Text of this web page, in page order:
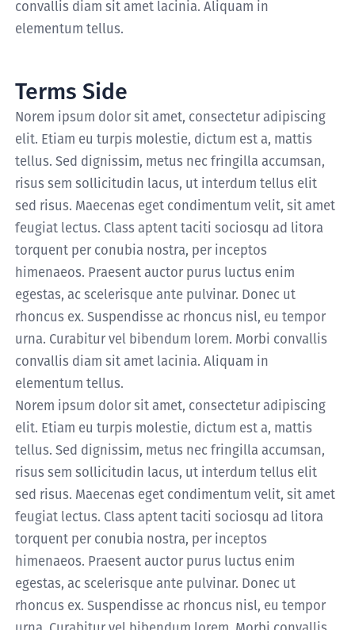
convallis diam sit amet lacinia. Aliquam in
elementum tellus.
Terms Side
Norem ipsum dolor sit amet, consectetur adipiscing
elit. Etiam eu turpis molestie, dictum est a, mattis
tellus. Sed dignissim, metus nec fringilla accumsan,
risus sem sollicitudin lacus, ut interdum tellus elit
sed risus. Maecenas eget condimentum velit, sit amet
feugiat lectus. Class aptent taciti sociosqu ad litora
torquent per conubia nostra, per inceptos
himenaeos. Praesent auctor purus luctus enim
egestas, ac scelerisque ante pulvinar. Donec ut
rhoncus ex. Suspendisse ac rhoncus nisl, eu tempor
urna. Curabitur vel bibendum lorem. Morbi convallis
convallis diam sit amet lacinia. Aliquam in
elementum tellus.
Norem ipsum dolor sit amet, consectetur adipiscing
elit. Etiam eu turpis molestie, dictum est a, mattis
tellus. Sed dignissim, metus nec fringilla accumsan,
risus sem sollicitudin lacus, ut interdum tellus elit
sed risus. Maecenas eget condimentum velit, sit amet
feugiat lectus. Class aptent taciti sociosqu ad litora
torquent per conubia nostra, per inceptos
himenaeos. Praesent auctor purus luctus enim
egestas, ac scelerisque ante pulvinar. Donec ut
rhoncus ex. Suspendisse ac rhoncus nisl, eu tempor